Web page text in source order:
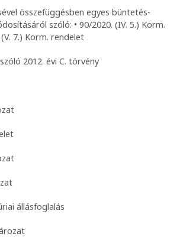
összefüggésben egyes büntetés-
szóló: • 90/2020. (IV. 5.) Korm.
7.) Korm. rendelet
2012. évi C. törvény
állásfoglalás